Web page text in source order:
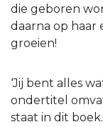
die geboren
daarna op haar
groeien!
‘Jij bent alles
ondertitel
staat in dit